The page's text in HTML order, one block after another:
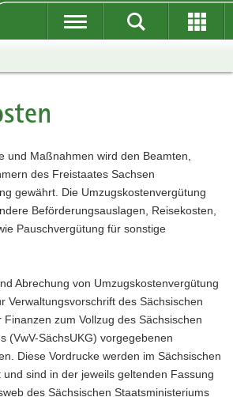
und Maßnahmen wird den Beamten,
des Freistaates Sachsen
gewährt. Die Umzugskostenvergütung
Beförderungsauslagen, Reisekosten,
Pauschvergütung für sonstige
Abrechung von Umzugskostenvergütung
Verwaltungsvorschrift des Sächsischen
zum Vollzug des Sächsischen
(VwV-SächsUKG) vorgegebenen
Diese Vordrucke werden im Sächsischen
sind in der jeweils geltenden Fassung
des Sächsischen Staatsministeriums